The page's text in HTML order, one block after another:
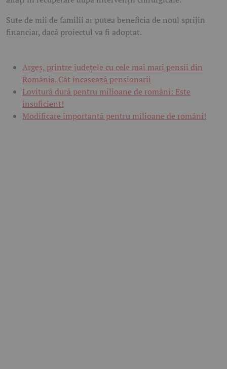
Sute de mii de familii ar putea beneficia de noul sprijin
financiar, dacă proiectul va fi adoptat.
Argeș, printre județele cu cele mai mari pensii din
România. Cât încasează pensionarii
Lovitură dură pentru milioane de români: Este
insuficient!
Modificare importantă pentru milioane de români!